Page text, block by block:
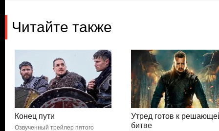
Читайте также
Конец пути
Озвученный трейлер пятого
Утред готов к
битве